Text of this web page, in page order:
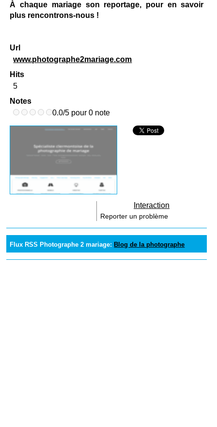
À chaque mariage son reportage, pour en savoir
plus rencontrons-nous !
Url
www.photographe2mariage.com
Hits
5
Notes
0.0/5 pour 0 note
Interaction
Reporter un problème
Flux RSS Photographe 2 mariage: Blog de la photographe